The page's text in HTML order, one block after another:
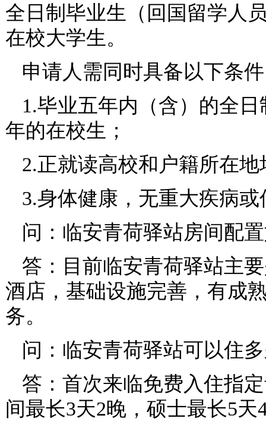
全日制毕业生（回国留学人
在校大学生。
申请人需同时具备以下条
1.毕业五年内（含）的全
年的在校生；
2.正就读高校和户籍所在
3.身体健康，无重大疾病或
问：临安青荷驿站房间配
答：目前临安青荷驿站主
酒店，基础设施完善，有成
务。
问：临安青荷驿站可以住
答：首次来临免费入住指
间最长3天2晚，硕士最长5